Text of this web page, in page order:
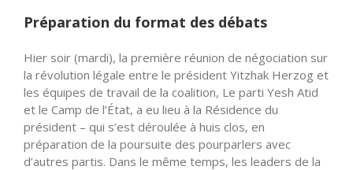
Préparation du format des débats
Hier soir (mardi), la première réunion de négociation sur
la révolution légale entre le président Yitzhak Herzog et
les équipes de travail de la coalition, Le parti Yesh Atid
et le Camp de l’État, a eu lieu à la Résidence du
président – qui s’est déroulée à huis clos, en
préparation de la poursuite des pourparlers avec
d’autres partis. Dans le même temps, les leaders de la